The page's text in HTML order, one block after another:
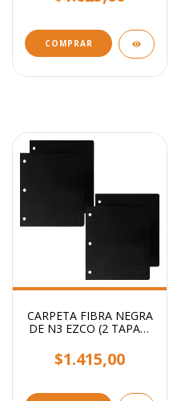
COMPRAR
CARPETA FIBRA NEGRA
DE N3 EZCO (2 TAPAS)
$1.415,00